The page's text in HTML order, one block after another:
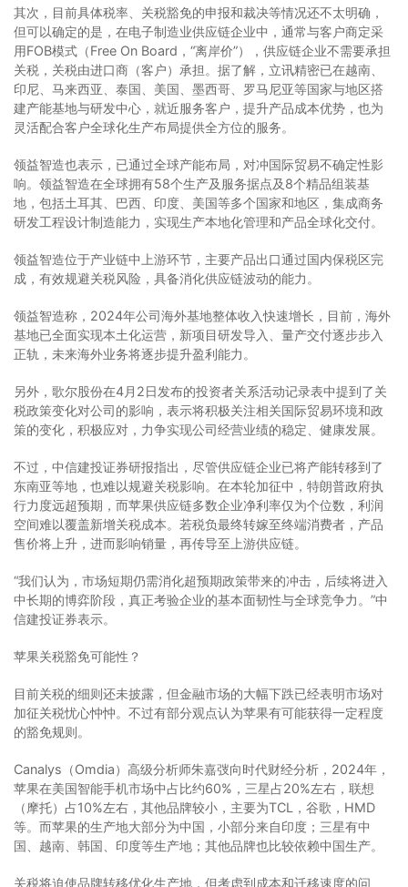
其次，目前具体税率、关税豁免的申报和裁决等情况还不太明确，
但可以确定的是，在电子制造业供应链企业中，通常与客户商定采
用FOB模式（Free On Board，“离岸价”），供应链企业不需要承担
关税，关税由进口商（客户）承担。据了解，立讯精密已在越南、
印尼、马来西亚、泰国、美国、墨西哥、罗马尼亚等国家与地区搭
建产能基地与研发中心，就近服务客户，提升产品成本优势，也为
灵活配合客户全球化生产布局提供全方位的服务。
领益智造也表示，已通过全球产能布局，对冲国际贸易不确定性影
响。领益智造在全球拥有58个生产及服务据点及8个精品组装基
地，包括土耳其、巴西、印度、美国等多个国家和地区，集成商务
研发工程设计制造能力，实现生产本地化管理和产品全球化交付。
领益智造位于产业链中上游环节，主要产品出口通过国内保税区完
成，有效规避关税风险，具备消化供应链波动的能力。
领益智造称，2024年公司海外基地整体收入快速增长，目前，海外
基地已全面实现本土化运营，新项目研发导入、量产交付逐步步入
正轨，未来海外业务将逐步提升盈利能力。
另外，歌尔股份在4月2日发布的投资者关系活动记录表中提到了关
税政策变化对公司的影响，表示将积极关注相关国际贸易环境和政
策的变化，积极应对，力争实现公司经营业绩的稳定、健康发展。
不过，中信建投证券研报指出，尽管供应链企业已将产能转移到了
东南亚等地，也难以规避关税影响。在本轮加征中，特朗普政府执
行力度远超预期，而苹果供应链多数企业净利率仅为个位数，利润
空间难以覆盖新增关税成本。若税负最终转嫁至终端消费者，产品
售价将上升，进而影响销量，再传导至上游供应链。
“我们认为，市场短期仍需消化超预期政策带来的冲击，后续将进入
中长期的博弈阶段，真正考验企业的基本面韧性与全球竞争力。”中
信建投证券表示。
苹果关税豁免可能性？
目前关税的细则还未披露，但金融市场的大幅下跌已经表明市场对
加征关税忧心忡忡。不过有部分观点认为苹果有可能获得一定程度
的豁免规则。
Canalys（Omdia）高级分析师朱嘉弢向时代财经分析，2024年，
苹果在美国智能手机市场中占比约60%，三星占20%左右，联想
（摩托）占10%左右，其他品牌较小，主要为TCL，谷歌，HMD
等。而苹果的生产地大部分为中国，小部分来自印度；三星有中
国、越南、韩国、印度等生产地；其他品牌也比较依赖中国生产。
关税将迫使品牌转移优化生产地，但考虑到成本和迁移速度的问